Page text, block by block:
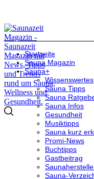
Startseite
Sauna Magazin
Sauna+
Wissenswertes
Sauna Tipps
Sauna
Sauna Infos
Gesundheit
Musiktipps
Sauna kurz
Promi-News
Buchtipps
Gastbeitrag
Sauna-